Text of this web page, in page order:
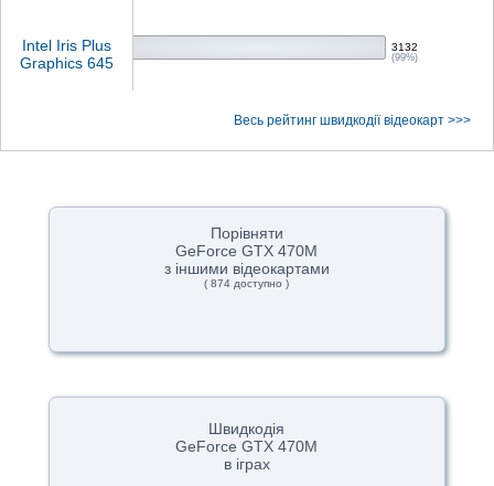
Intel Iris Plus
Graphics 645
3132
(99%)
Весь рейтинг швидкодії відеокарт >>>
Порівняти
GeForce GTX 470M
з іншими відеокартами
( 874 доступно )
Швидкодія
GeForce GTX 470M
в іграх